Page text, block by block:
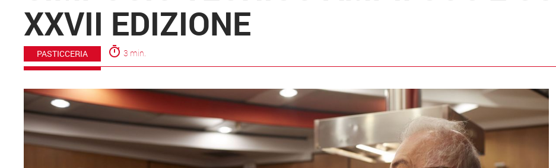
XXVII EDIZIONE
PASTICCERIA timer 3 min.